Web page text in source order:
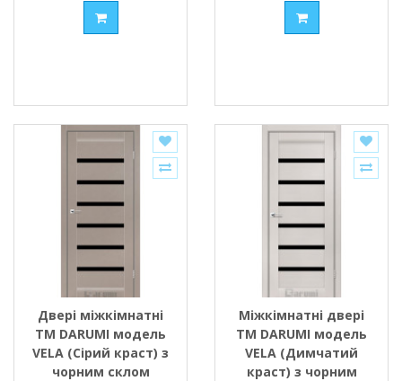
Двері міжкімнатні
ТМ DARUMI модель
VELA (Сірий краст) з
чорним склом
Міжкімнатні двері
ТМ DARUMI модель
VELA (Димчатий
краст) з чорним